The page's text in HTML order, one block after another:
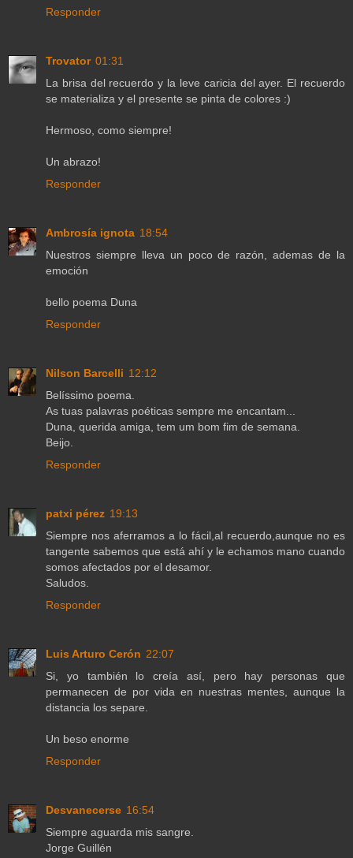
Responder
Trovator 01:31
La brisa del recuerdo y la leve caricia del ayer. El recuerdo
se materializa y el presente se pinta de colores :)
Hermoso, como siempre!
Un abrazo!
Responder
Ambrosía ignota 18:54
Nuestros siempre lleva un poco de razón, ademas de la
emoción
bello poema Duna
Responder
Nilson Barcelli 12:12
Belíssimo poema.
As tuas palavras poéticas sempre me encantam...
Duna, querida amiga, tem um bom fim de semana.
Beijo.
Responder
patxi pérez 19:13
Siempre nos aferramos a lo fácil,al recuerdo,aunque no es
tangente sabemos que está ahí y le echamos mano cuando
somos afectados por el desamor.
Saludos.
Responder
Luis Arturo Cerón 22:07
Si, yo también lo creía así, pero hay personas que
permanecen de por vida en nuestras mentes, aunque la
distancia los separe.
Un beso enorme
Responder
Desvanecerse 16:54
Siempre aguarda mis sangre.
Jorge Guillén